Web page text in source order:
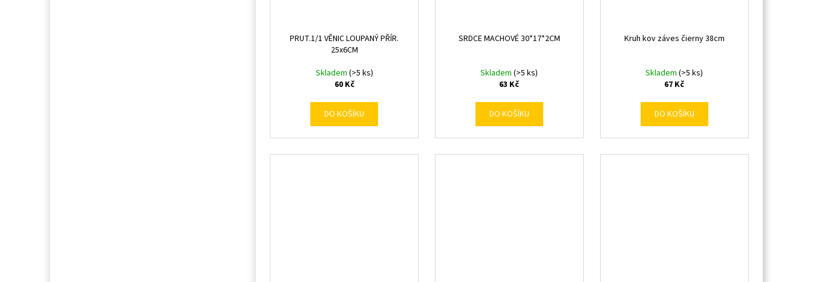
PRUT.1/1 VĚNIC LOUPANÝ PŘÍR.
25x6CM
Skladem (>5 ks)
60 Kč
DO KOŠÍKU
SRDCE MACHOVÉ 30*17*2CM
Skladem(>5 ks)
63 Kč
DO KOŠÍKU
Kruh kov záves čierny 38cm
Skladem(>5 ks)
67 Kč
DO KOŠÍKU